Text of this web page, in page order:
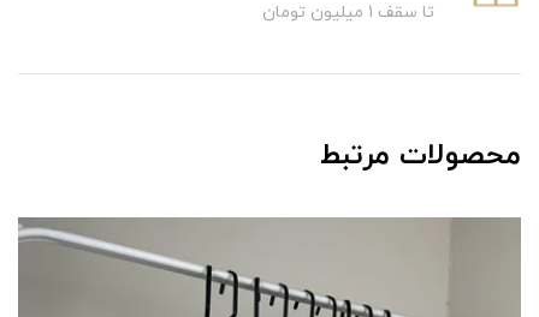
تا سقف 1 میلیون تومان
محصولات مرتبط